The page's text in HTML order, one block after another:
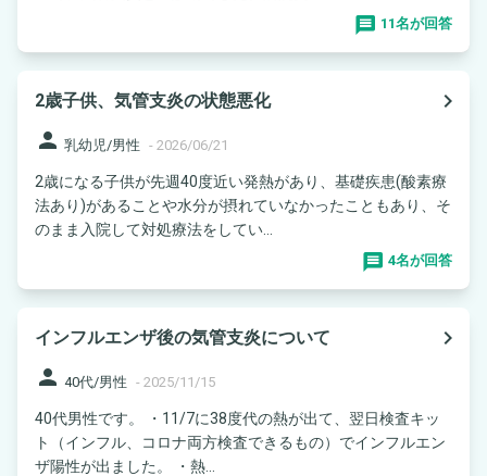
11名が回答
2歳子供、気管支炎の状態悪化
navigate_next
person 乳幼児/男性 - 2026/06/21
2歳になる子供が先週40度近い発熱があり、基礎疾患(酸素療
法あり)があることや水分が摂れていなかったこともあり、そ
のまま入院して対処療法をしてい...
4名が回答
インフルエンザ後の気管支炎について
navigate_next
person 40代/男性 - 2025/11/15
40代男性です。 ・11/7に38度代の熱が出て、翌日検査キッ
ト（インフル、コロナ両方検査できるもの）でインフルエン
ザ陽性が出ました。 ・熱...